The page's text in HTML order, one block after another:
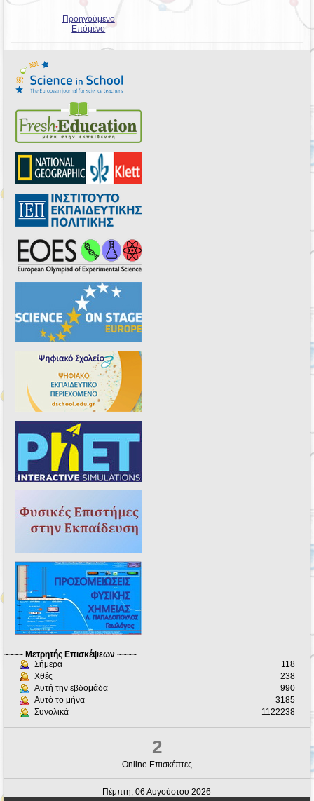
Προηγούμενο
Επόμενο
~~~~ Μετρητής Επισκέψεων ~~~~
Σήμερα
118
Χθές
238
Αυτή την εβδομάδα
990
Αυτό το μήνα
3185
Συνολικά
1122238
2
Online Επισκέπτες
Πέμπτη, 06 Αυγούστου 2026